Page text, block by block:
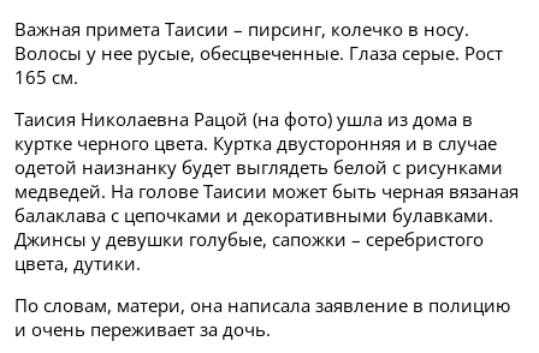
Важная примета Таисии – пирсинг, колечко в носу.
Волосы у нее русые, обесцвеченные. Глаза серые. Рост
165 см.
Таисия Николаевна Рацой (на фото) ушла из дома в
куртке черного цвета. Куртка двусторонняя и в случае
одетой наизнанку будет выглядеть белой с рисунками
медведей. На голове Таисии может быть черная вязаная
балаклава с цепочками и декоративными булавками.
Джинсы у девушки голубые, сапожки – серебристого
цвета, дутики.
По словам, матери, она написала заявление в полицию
и очень переживает за дочь.